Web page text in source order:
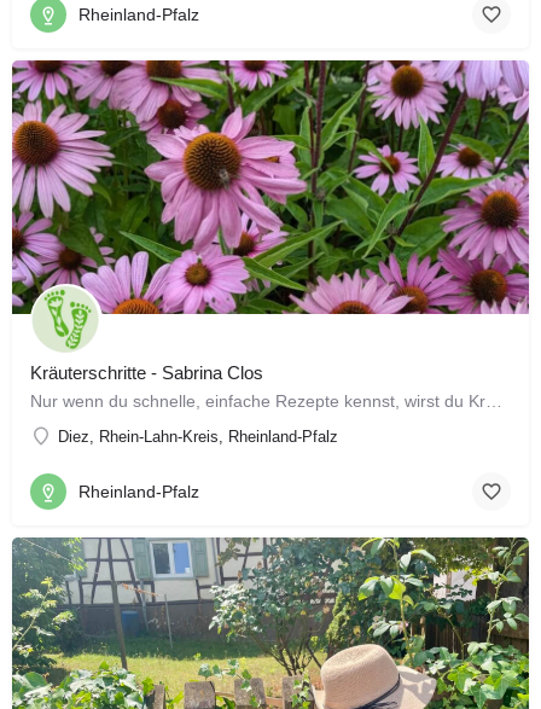
Rheinland-Pfalz
Kräuterschritte - Sabrina Clos
Diez, Rhein-Lahn-Kreis, Rheinland-Pfalz
Rheinland-Pfalz